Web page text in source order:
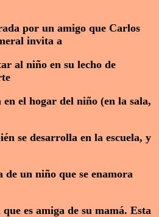
por un amigo que Carlos
invita a
al niño en su lecho de
el hogar del niño (en la sala,
se desarrolla en la escuela, y
un niño que se enamora
es amiga de su mamá. Esta